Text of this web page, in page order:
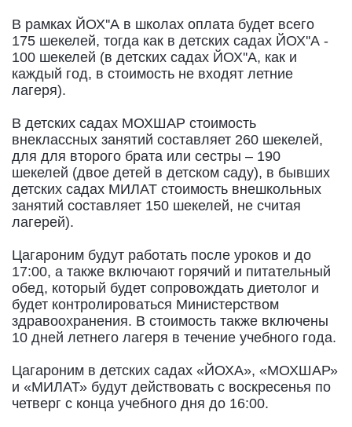
В рамках ЙОХ''А в школах оплата будет всего
175 шекелей, тогда как в детских садах ЙОХ''А -
100 шекелей (в детских садах ЙОХ''А, как и
каждый год, в стоимость не входят летние
лагеря).
В детских садах МОХШАР стоимость
внеклассных занятий составляет 260 шекелей,
для для второго брата или сестры – 190
шекелей (двое детей в детском саду), в бывших
детских садах МИЛАТ стоимость внешкольных
занятий составляет 150 шекелей, не считая
лагерей).
Цагароним будут работать после уроков и до
17:00, а также включают горячий и питательный
обед, который будет сопровождать диетолог и
будет контролироваться Министерством
здравоохранения. В стоимость также включены
10 дней летнего лагеря в течение учебного года.
Цагароним в детских садах «ЙОХА», «МОХШАР»
и «МИЛАТ» будут действовать с воскресенья по
четверг с конца учебного дня до 16:00.